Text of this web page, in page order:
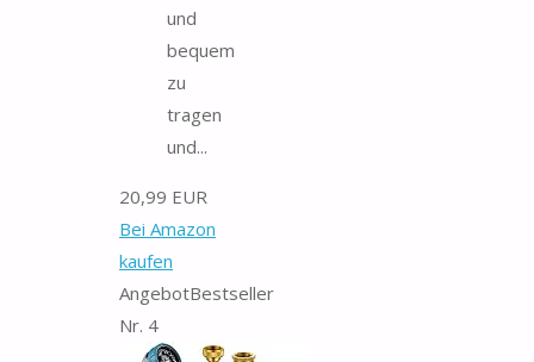
und
bequem
zu
tragen
und...
20,99 EUR
Bei Amazon
kaufen
AngebotBestseller
Nr. 4